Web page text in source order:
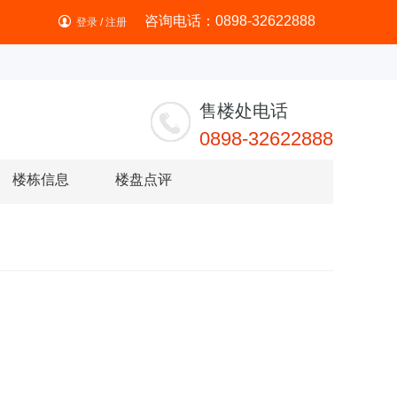
咨询电话：0898-32622888
登录 /注册
售楼处电话
0898-32622888
楼栋信息 楼盘点评